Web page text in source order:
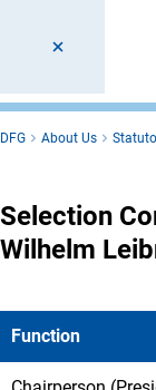
DFG About Us
Selection
Wilhelm
Function